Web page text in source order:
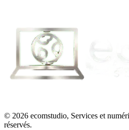
© 2026 ecomstudio, Services et
réservés.